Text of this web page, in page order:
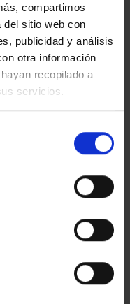
compartimos
del sitio web con
publicidad y análisis
otra información
recopilado a
servicios.
PATRIMONIO
II- IBIZA
73,00 €